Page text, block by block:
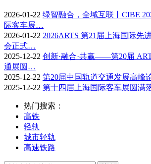
2026-01-22 绿智融合，全域互联丨CIBE
际客车展…
2026-01-22 2026ARTS 第21届上海国际先
会正式…
2025-12-22 创新·融合·共赢——第20届
通展圆…
2025-12-22 第20届中国轨道交通发展高峰
2025-12-22 第十四届上海国际客车展圆满
热门搜索：
高铁
轻轨
城市轻轨
高速铁路